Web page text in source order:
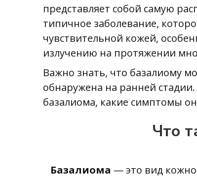
представляет собой самую
типичное заболевание,
чувствительной кожей,
излучению на протяжении
Важно знать, что базалиому
обнаружена на ранней
базалиома, какие симптомы
Что
Базалиома — это вид